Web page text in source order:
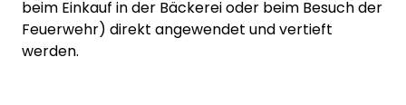
beim Einkauf in der Bäckerei oder beim Besuch der
Feuerwehr) direkt angewendet und vertieft
werden.